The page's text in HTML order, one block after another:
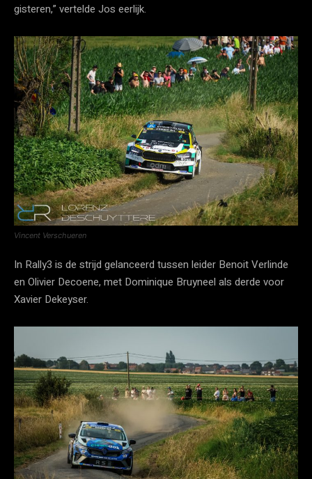
gisteren,” vertelde Jos eerlijk.
Vincent Verschueren
In Rally3 is de strijd gelanceerd tussen leider Benoit Verlinde
en Olivier Decoene, met Dominique Bruyneel als derde voor
Xavier Dekeyser.